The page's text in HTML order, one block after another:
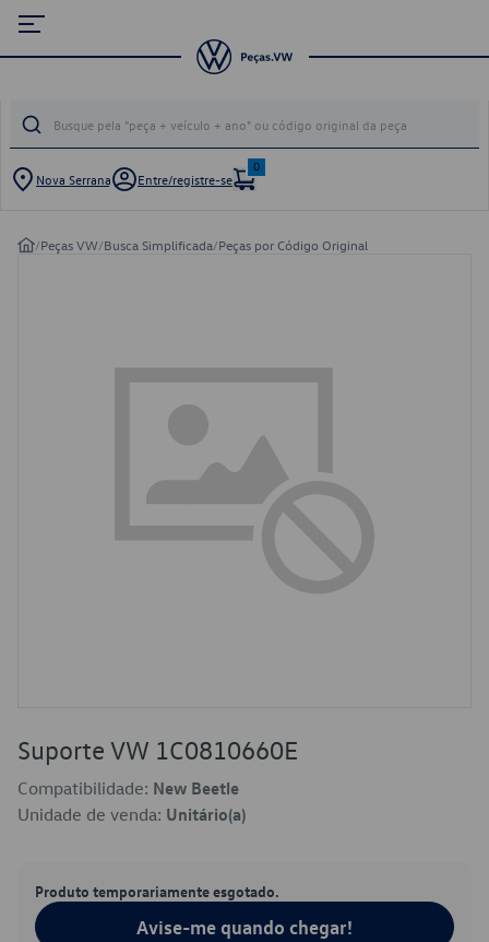
Nova Serrana Entre/registre-se
0
/Peças VW/Busca Simplificada/Peças por Código Original
Suporte VW 1C0810660E
Compatibilidade: New Beetle
Unidade de venda: Unitário(a)
Produto temporariamente esgotado.
Avise-me quando chegar!